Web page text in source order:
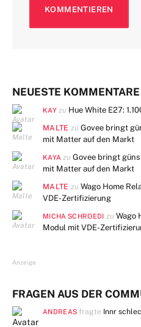
NEUESTE KOMMENTARE
KAY zu Hue White E27:
MALTE zu Govee bringt
mit Matter auf den Markt
KAYA zuGovee bringt
mit Matter auf den Markt
MALTE zu Wago Home
VDE-Zertifizierung
MICHA SCHROEDI zu Wago
Modul mit VDE-
Anzeige
FRAGEN AUS DER
ANDREAS fragte Innr